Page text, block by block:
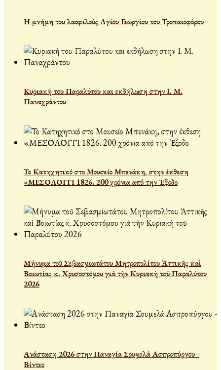
Η μνήμη του λαοφιλούς Αγίου Γεωργίου του Τροπαιοφόρου
Κυριακή του Παραλύτου και εκδήλωση στην Ι. Μ.
Παναχράντου
Το Κατηχητικό στο Μουσείο Μπενάκη, στην έκθεση
«ΜΕΣΟΛΟΓΓΙ 1826. 200 χρόνια από την Έξοδο
Μήνυμα τοῦ Σεβασμιωτάτου Μητροπολίτου Ἀττικῆς καὶ
Βοιωτίας κ. Χρυσοστόμου γιὰ τὴν Κυριακὴ τοῦ Παραλύτου
2026
Ανάσταση 2026 στην Παναγία Σουμελά Ασπροπύργου -
Βίντεο